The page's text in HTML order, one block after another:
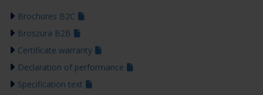
Brochures B2C
Broszura B2B
Certificate warranty
Declaration of performance
Specification text